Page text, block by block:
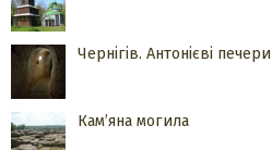
Чернігів. Антонієві печери
Кам’яна могила